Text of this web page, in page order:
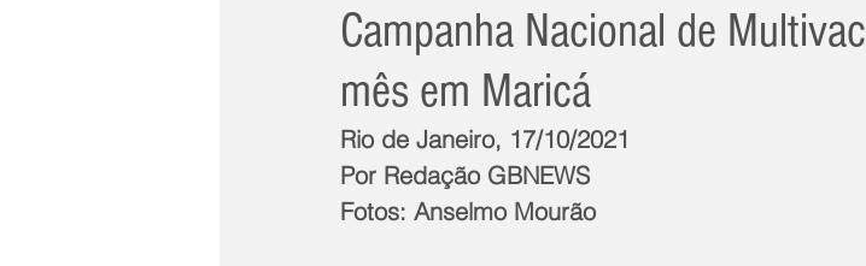
Campanha Nacional de
mês em Maricá
Rio de Janeiro, 17/10/2021
Por Redação GBNEWS
Fotos: Anselmo Mourão